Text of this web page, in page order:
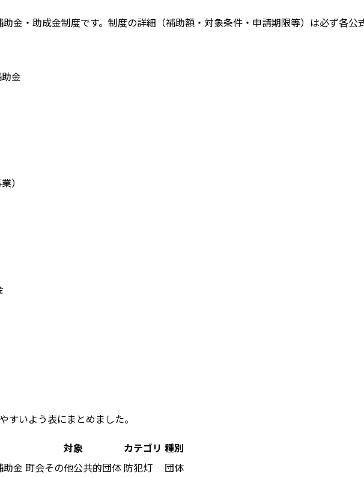
金・助成金制度です。 制度の詳細（補助額・対象条件・申請期限等）は必ず各公
金
）
すいよう表にまとめました。
対象 カテゴリ 種別
助金 町会その他公共的団体 防犯灯
団体